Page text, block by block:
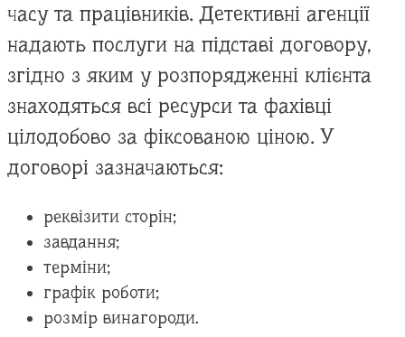
часу та працівників. Детективні агенції
надають послуги на підставі договору,
згідно з яким у розпорядженні клієнта
знаходяться всі ресурси та фахівці
цілодобово за фіксованою ціною. У
договорі зазначаються:
реквізити сторін;
завдання;
терміни;
графік роботи;
розмір винагороди.